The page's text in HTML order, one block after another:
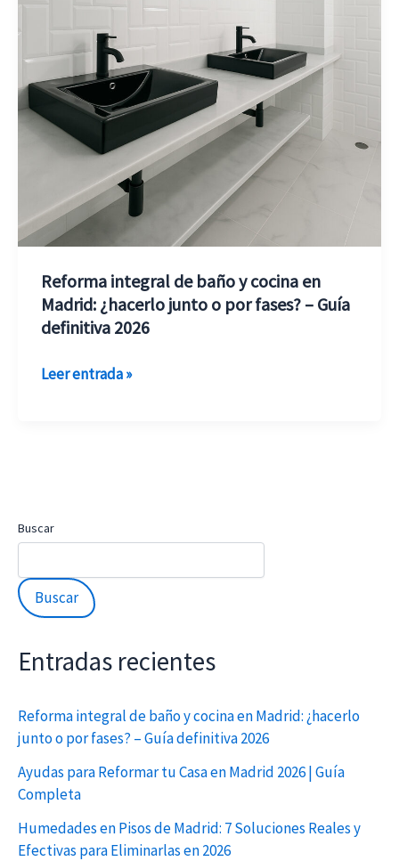
Reforma integral de baño y cocina en
Madrid: ¿hacerlo junto o por fases? – Guía
definitiva 2026
Madrid:
¿hacerlo
junto
o
fases?
–
Guía
2026
Leer entrada »
Buscar
Buscar
Entradas recientes
Reforma integral de baño y cocina en Madrid: ¿hacerlo
junto o por fases? – Guía definitiva 2026
Ayudas para Reformar tu Casa en Madrid 2026 | Guía
Completa
Humedades en Pisos de Madrid: 7 Soluciones Reales y
Efectivas para Eliminarlas en 2026